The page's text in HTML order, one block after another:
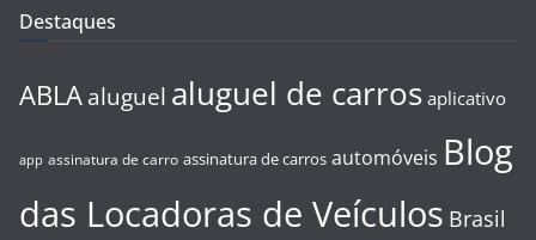
Destaques
ABLA aluguel aluguel de carros aplicativo
app assinatura de carro assinatura de carros automóveis Blog
das Locadoras de Veículos Brasil